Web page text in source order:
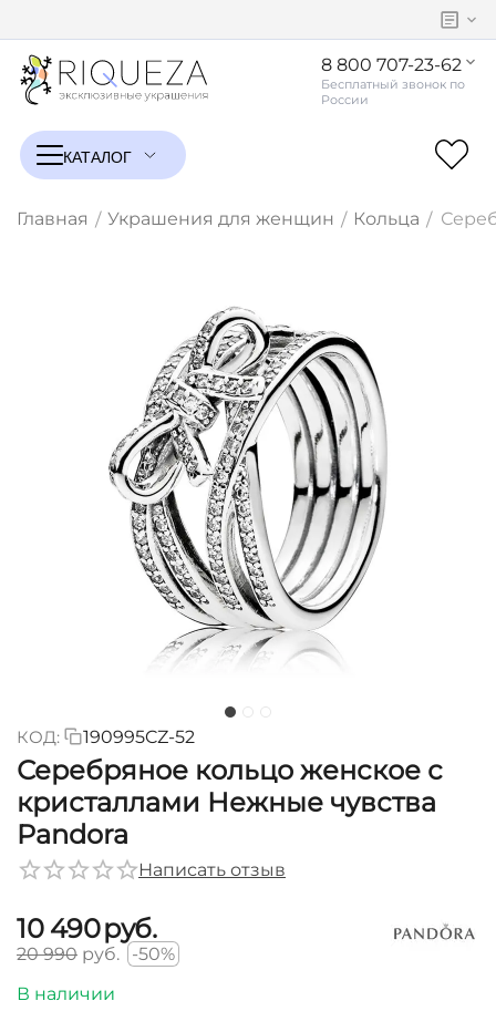
8 800 707-23-62
Главная / Украшения для женщин / Кольца /
КОД: 190995CZ-52
Серебряное кольцо женское с
кристаллами Нежные чувства
Pandora
Написать отзыв
10 490руб.
20 990 руб.
-50%
В наличии